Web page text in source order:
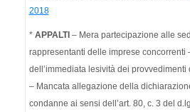
2018
* APPALTI – Mera partecipazione alle
rappresentanti delle imprese concorrenti
dell’immediata lesività dei
– Mancata allegazione della
condanne ai sensi dell’art. 80, c. 3 del